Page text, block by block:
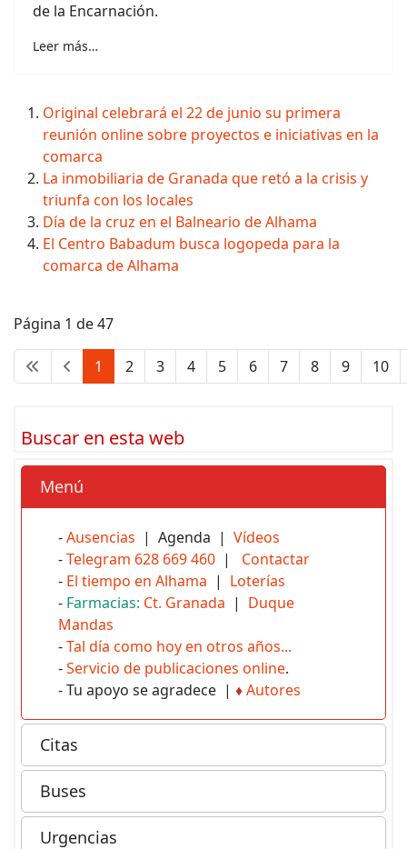
de la Encarnación.
Leer más…
Original celebrará el 22 de junio su primera
reunión online sobre proyectos e iniciativas en la
comarca
La inmobiliaria de Granada que retó a la crisis y
triunfa con los locales
Día de la cruz en el Balneario de Alhama
El Centro Babadum busca logopeda para la
comarca de Alhama
Página 1 de 47
1 2 3 4 5 6 7 8 9 10
Buscar en esta web
Menú
-Ausencias | Agenda | Vídeos
-Telegram 628 669 460 | Contactar
- El tiempo en Alhama | Loterías
- Farmacias: Ct. Granada | Duque
Mandas
-Tal día como hoy en otros años...
-Servicio de publicaciones online.
- Tu apoyo se agradece | ♦Autores
Citas
Buses
Urgencias